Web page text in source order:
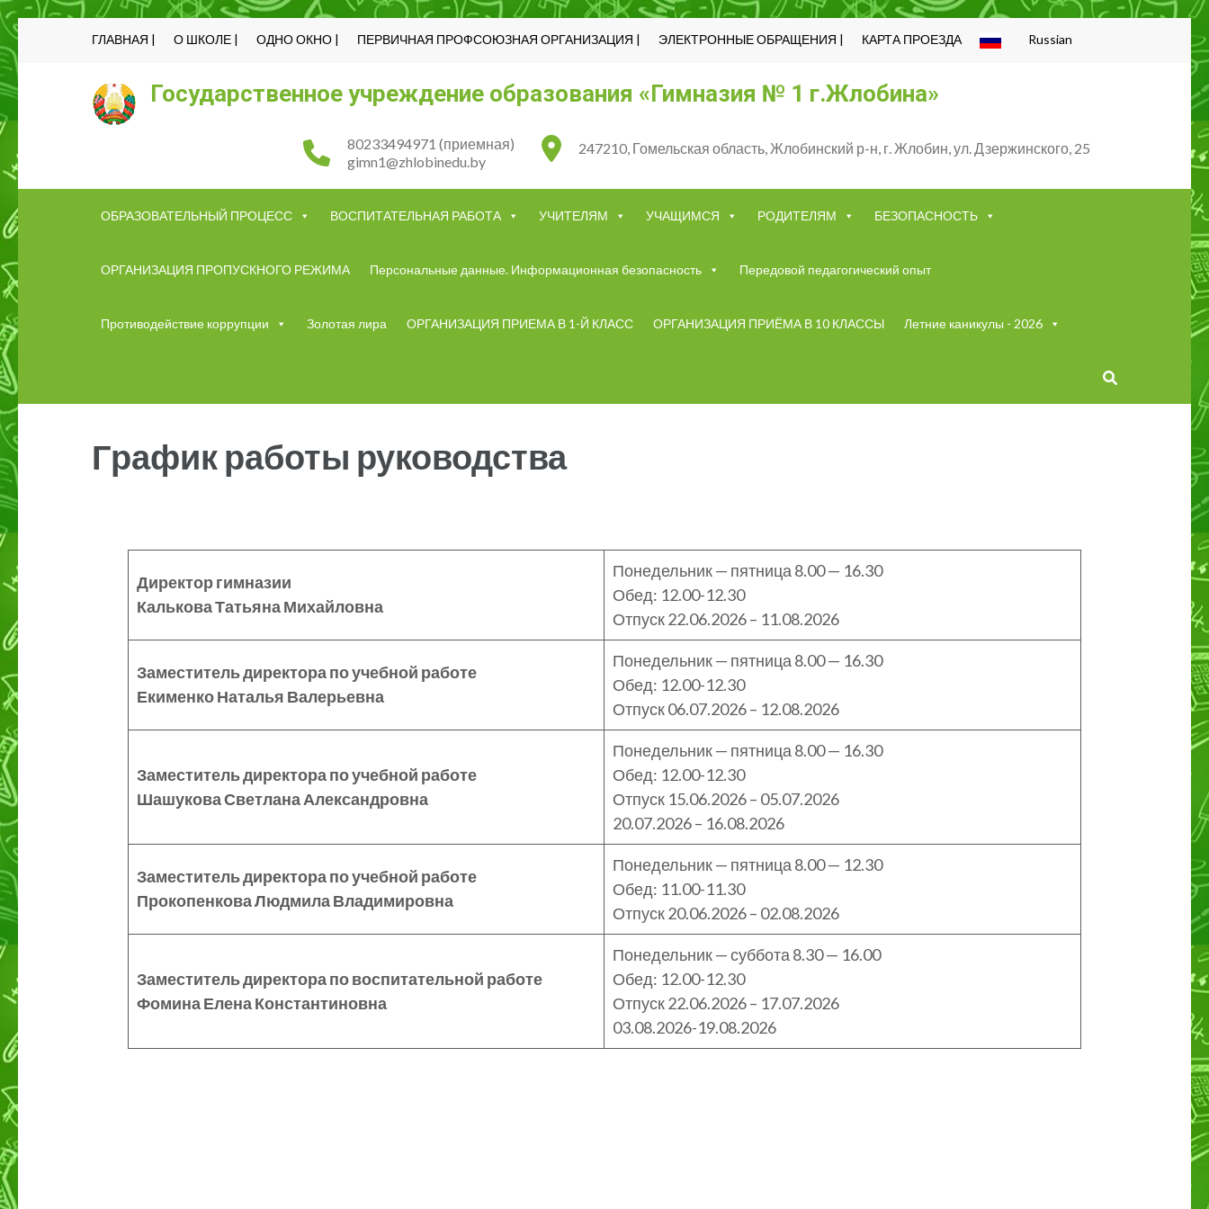
ГЛАВНАЯ | О ШКОЛЕ | ОДНО ОКНО | ПЕРВИЧНАЯ ПРОФСОЮЗНАЯ ОРГАНИЗАЦИЯ | ЭЛЕКТРОННЫЕ ОБРАЩЕНИЯ | КАРТА ПРОЕЗДА Russian
Государственное учреждение образования «Гимназия № 1 г.Жлобина»
247210, Гомельская область, Жлобинский р-н, г. Жлобин, ул. Дзержинского, 25
80233494971 (приемная)
gimn1@zhlobinedu.by
ОБРАЗОВАТЕЛЬНЫЙ ПРОЦЕСС ВОСПИТАТЕЛЬНАЯ РАБОТА УЧИТЕЛЯМ УЧАЩИМСЯ РОДИТЕЛЯМ БЕЗОПАСНОСТЬ
ОРГАНИЗАЦИЯ ПРОПУСКНОГО РЕЖИМА Персональные данные. Информационная безопасность Передовой педагогический опыт
Противодействие коррупции Золотая лира ОРГАНИЗАЦИЯ ПРИЕМА В 1-Й КЛАСС ОРГАНИЗАЦИЯ ПРИЁМА В 10 КЛАССЫ Летние каникулы - 2026
График работы руководства
Директор гимназии
Калькова Татьяна Михайловна
Понедельник — пятница 8.00 — 16.30
Обед: 12.00-12.30
Отпуск 22.06.2026 – 11.08.2026
Заместитель директора поучебной работе
Екименко Наталья Валерьевна
Понедельник — пятница 8.00 — 16.30
Обед: 12.00-12.30
Отпуск 06.07.2026 – 12.08.2026
Заместитель директора поучебной работе
Шашукова Светлана Александровна
Понедельник — пятница 8.00 — 16.30
Обед: 12.00-12.30
Отпуск 15.06.2026 – 05.07.2026
20.07.2026 – 16.08.2026
Заместитель директора поучебной работе
Прокопенкова Людмила Владимировна
Понедельник — пятница 8.00 — 12.30
Обед: 11.00-11.30
Отпуск 20.06.2026 – 02.08.2026
Заместитель директора по воспитательной работе
Фомина Елена Константиновна
Понедельник — суббота 8.30 — 16.00
Обед: 12.00-12.30
Отпуск 22.06.2026 – 17.07.2026
03.08.2026-19.08.2026